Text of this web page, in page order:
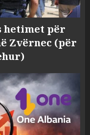
hetimet për
Zvërnec (për